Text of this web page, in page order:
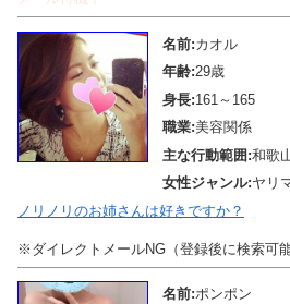
名前:カオル
年齢:29歳
身長:161～165
職業:美容関係
主な行動範囲:和歌
女性ジャンル:ヤリ
ノリノリのお姉さんは好きですか？
※ダイレクトメールNG（登録後に検索可能
名前:ポンポン